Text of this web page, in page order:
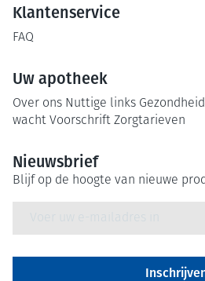
Klantenservice
FAQ
Uw apotheek
Over ons Nuttige links
wacht Voorschrift Zorgtarieven
Nieuwsbrief
Blijf op de hoogte van nieuwe